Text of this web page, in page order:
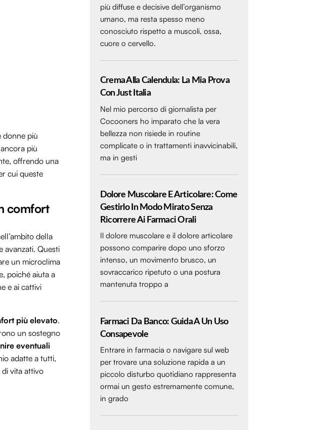
donne più
più
offrendo una
cui queste
comfort
della
avanzati. Questi
un microclima
poiché aiuta a
e ai cattivi
più elevato.
un sostegno
eventuali
adatte a tutti,
vita attivo
più diffuse e decisive dell’organismo
umano, ma resta spesso meno
conosciuto rispetto a muscoli, ossa,
cuore o cervello.
Crema Alla Calendula: La Mia Prova
Con Just Italia
Nel mio percorso di giornalista per
Cocooners ho imparato che la vera
bellezza non risiede in routine
complicate o in trattamenti inavvicinabili,
ma in gesti
Dolore Muscolare E Articolare: Come
Gestirlo In Modo Mirato Senza
Ricorrere Ai Farmaci Orali
Il dolore muscolare e il dolore articolare
possono comparire dopo uno sforzo
intenso, un movimento brusco, un
sovraccarico ripetuto o una postura
mantenuta troppo a
Farmaci Da Banco: Guida A Un Uso
Consapevole
Entrare in farmacia o navigare sul web
per trovare una soluzione rapida a un
piccolo disturbo quotidiano rappresenta
ormai un gesto estremamente comune,
in grado